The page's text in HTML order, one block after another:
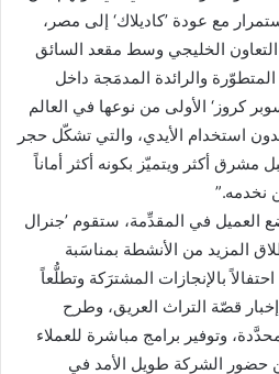
مع عودة ’كاديلاك‘ إلى مصر،
الخليجي وسط مقعد السائق
والرائدة المدمَجة داخل
كروز‘ الأولى من نوعها في العالم
استخدام الأيدي، والتي تشكّل حجر
أكثر ويتميّز بكونه أكثر أماناً
نخدمه.”
العميل في المقدِّمة، ستقوم ’جنرال
المزيد من الأنشطة بمناسَبة
بالإنجازات المشترَكة وتطلُّعاً
قصّة التراث العريق، وطرح
وتوفير برامج مباشرة للعملاء
حضور الشركة طويل الأمد في